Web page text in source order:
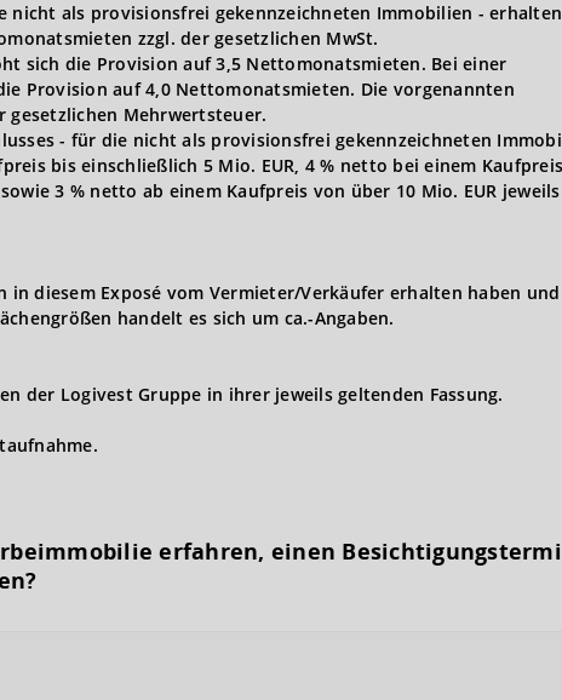
nicht als provisionsfrei gekennzeichneten Immobilien -
zzgl. der gesetzlichen MwSt.
sich die Provision auf 3,5 Nettomonatsmieten. Bei einer
Provision auf 4,0 Nettomonatsmieten. Die vorgenannten
gesetzlichen Mehrwertsteuer.
- für die nicht als provisionsfrei gekennzeichneten
bis einschließlich 5 Mio. EUR, 4 % netto bei einem
3 % netto ab einem Kaufpreis von über 10 Mio. EUR
in diesem Exposé vom Vermieter/Verkäufer erhalten haben
handelt es sich um ca.-Angaben.
der Logivest Gruppe in ihrer jeweils geltenden Fassung.
erfahren, einen